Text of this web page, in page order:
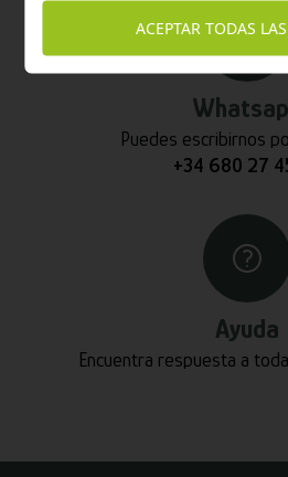
Puedes escribirnos
+34 680 27
Ayuda
Encuentra respuesta a
ACEPTAR TODAS